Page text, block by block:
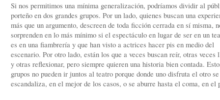
Si nos permitimos una mínima generalización, podríamos dividir al
porteño en dos grandes grupos. Por un lado, quienes buscan una
más que un argumento, descreen de toda ficción cerrada en sí misma,
sorprenden en lo más mínimo si el espectáculo en lugar de ser en un
es en una fiambrería y que han visto a actrices hacer pis en medio del
escenario. Por otro lado, están los que a veces buscan reír, otras veces
y otras reflexionar, pero siempre quieren una historia bien contada.
grupos no pueden ir juntos al teatro porque donde uno disfruta el otro se
escandaliza, en el mejor de los casos, o se aburre hasta el coma, en el